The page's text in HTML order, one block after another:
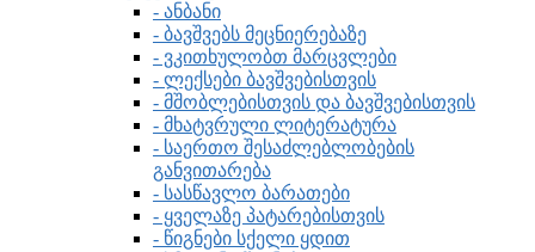
- ანბანი
- ბავშვებს მეცნიერებაზე
- ვკითხულობთ მარცვლები
- ლექსები ბავშვებისთვის
- მშობლებისთვის და ბავშვებისთვის
- მხატვრული ლიტერატურა
- საერთო შესაძლებლობების
განვითარება
- სასწავლო ბარათები
- ყველაზე პატარებისთვის
- წიგნები სქელი ყდით